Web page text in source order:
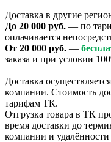
Доставка в другие
До 20 000 руб. — по
оплачивается
От 20 000 руб. —
заказа и при условии
Доставка
компании. Стоимость
тарифам ТК.
Отгрузка товара в ТК
время доставки до
компании и